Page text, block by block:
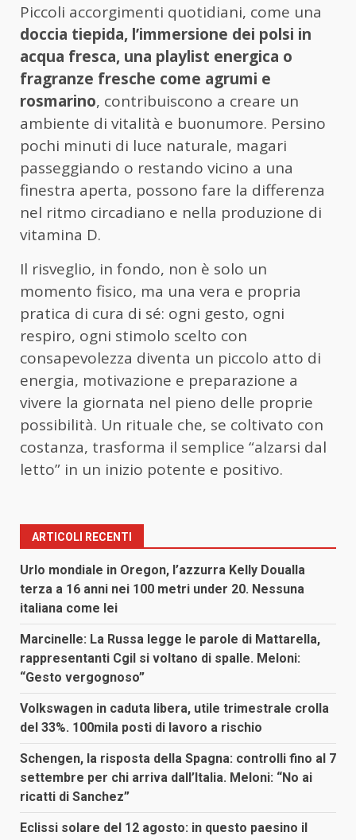
Piccoli accorgimenti quotidiani, come una
doccia tiepida, l’immersione dei polsi in
acqua fresca, una playlist energica o
fragranze fresche come agrumi e
rosmarino, contribuiscono a creare un
ambiente di vitalità e buonumore. Persino
pochi minuti di luce naturale, magari
passeggiando o restando vicino a una
finestra aperta, possono fare la differenza
nel ritmo circadiano e nella produzione di
vitamina D.
Il risveglio, in fondo, non è solo un
momento fisico, ma una vera e propria
pratica di cura di sé: ogni gesto, ogni
respiro, ogni stimolo scelto con
consapevolezza diventa un piccolo atto di
energia, motivazione e preparazione a
vivere la giornata nel pieno delle proprie
possibilità. Un rituale che, se coltivato con
costanza, trasforma il semplice “alzarsi dal
letto” in un inizio potente e positivo.
ARTICOLI RECENTI
Urlo mondiale in Oregon, l’azzurra Kelly Doualla
terza a 16 anni nei 100 metri under 20. Nessuna
italiana come lei
Marcinelle: La Russa legge le parole di Mattarella,
rappresentanti Cgil si voltano di spalle. Meloni:
“Gesto vergognoso”
Volkswagen in caduta libera, utile trimestrale crolla
del 33%. 100mila posti di lavoro a rischio
Schengen, la risposta della Spagna: controlli fino al 7
settembre per chi arriva dall’Italia. Meloni: “No ai
ricatti di Sanchez”
Eclissi solare del 12 agosto: in questo paesino il